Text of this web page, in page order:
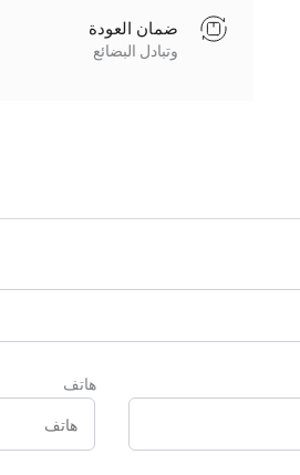
ضمان العودة
وتبادل البضائع
هاتف